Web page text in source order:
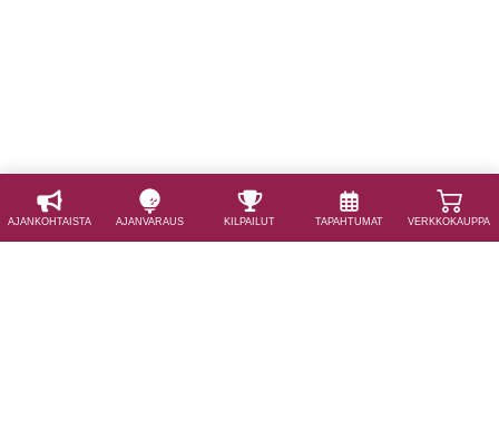
AJAN­KOHTAISTA AJAN­VARAUS KILPAILUT TAPAHTUMAT VERKKOKAUPPA